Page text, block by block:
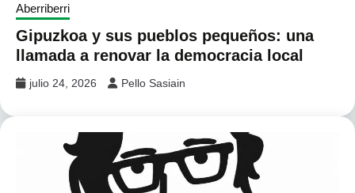
Aberriberri
Gipuzkoa y sus pueblos pequeños: una
llamada a renovar la democracia local
julio 24, 2026 Pello Sasiain